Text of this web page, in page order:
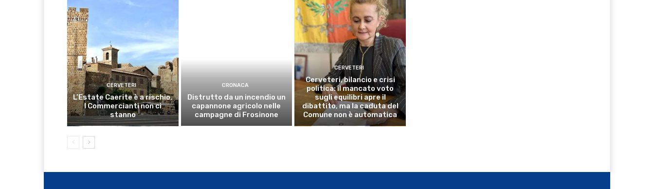
CERVETERI
L’Estate Caerite è a rischio.
I Commercianti non ci
stanno
CRONACA
Distrutto da un incendio un
capannone agricolo nelle
campagne di Frosinone
CERVETERI
Cerveteri, bilancio e crisi
politica: il mancato voto
sugli equilibri apre il
dibattito, ma la caduta del
Comune non è automatica